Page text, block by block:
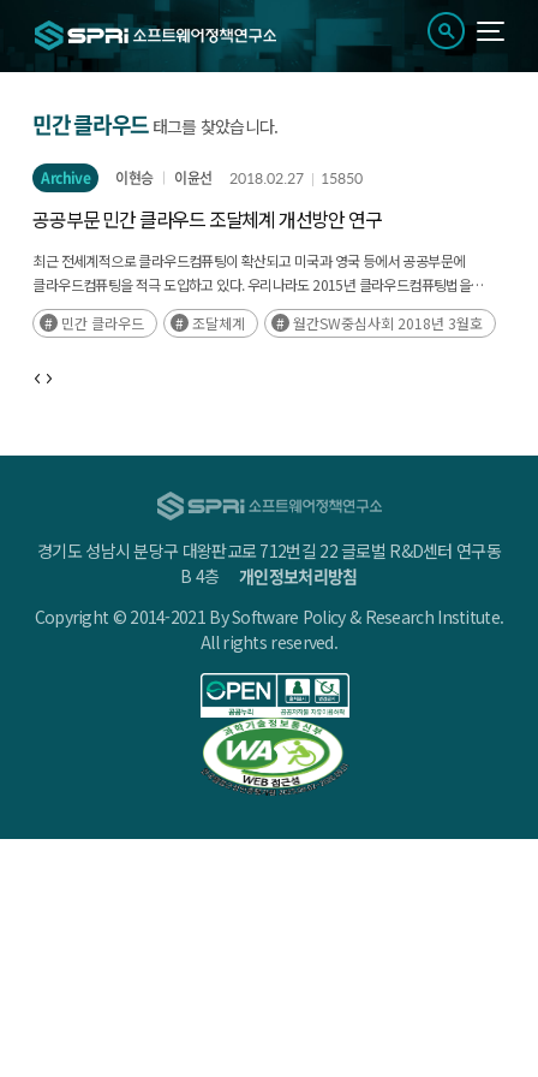
민간 클라우드 태그를 찾았습니다.
Archive 이현승 이윤선 2018.02.27 15850
공공부문 민간 클라우드 조달체계 개선방안 연구
최근 전세계적으로 클라우드컴퓨팅이 확산되고 미국과 영국 등에서 공공부문에
클라우드컴퓨팅을 적극 도입하고 있다. 우리나라도 2015년 클라우드컴퓨팅법을
제정하여 클라우드컴퓨팅산업을 발전시키는 한편, (후략)
민간 클라우드 조달체계 월간SW중심사회 2018년 3월호
경기도 성남시 분당구 대왕판교로 712번길 22 글로벌 R&D센터 연구동
B 4층개인정보처리방침
Copyright © 2014-2021 By Software Policy & Research Institute.
All rights reserved.